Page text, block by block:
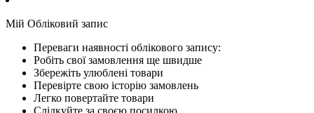
Мій Обліковий запис
Переваги наявності облікового запису:
Робіть свої замовлення ще швидше
Збережіть улюблені товари
Перевірте свою історію замовлень
Легко повертайте товари
Слідкуйте за своєю посилкою